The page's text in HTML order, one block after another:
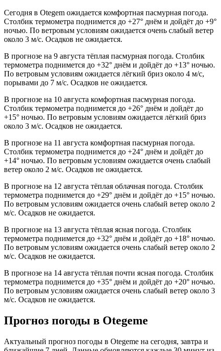
Сегодня в Otegem ожидается комфортная пасмурная погода.
Столбик термометра поднимется до +27° днём и дойдёт до +9°
ночью. По ветровым условиям ожидается очень слабый ветер
около 3 м/с. Осадков не ожидается.
В прогнозе на 9 августа тёплая пасмурная погода. Столбик
термометра поднимется до +32° днём и дойдёт до +13° ночью.
По ветровым условиям ожидается лёгкий бриз около 4 м/с,
порывами до 7 м/с. Осадков не ожидается.
В прогнозе на 10 августа комфортная пасмурная погода.
Столбик термометра поднимется до +26° днём и дойдёт до
+15° ночью. По ветровым условиям ожидается лёгкий бриз
около 3 м/с. Осадков не ожидается.
В прогнозе на 11 августа комфортная пасмурная погода.
Столбик термометра поднимется до +24° днём и дойдёт до
+14° ночью. По ветровым условиям ожидается очень слабый
ветер около 2 м/с. Осадков не ожидается.
В прогнозе на 12 августа тёплая облачная погода. Столбик
термометра поднимется до +29° днём и дойдёт до +15° ночью.
По ветровым условиям ожидается очень слабый ветер около 2
м/с. Осадков не ожидается.
В прогнозе на 13 августа тёплая ясная погода. Столбик
термометра поднимется до +32° днём и дойдёт до +18° ночью.
По ветровым условиям ожидается очень слабый ветер около 2
м/с. Осадков не ожидается.
В прогнозе на 14 августа тёплая почти ясная погода. Столбик
термометра поднимется до +35° днём и дойдёт до +20° ночью.
По ветровым условиям ожидается очень слабый ветер около 3
м/с. Осадков не ожидается.
Прогноз погоды в Otegemе
Актуальный прогноз погоды в Otegemе на сегодня, завтра и